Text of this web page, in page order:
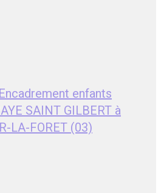
enfants
SAINT GILBERT à
LA-FORET (03)